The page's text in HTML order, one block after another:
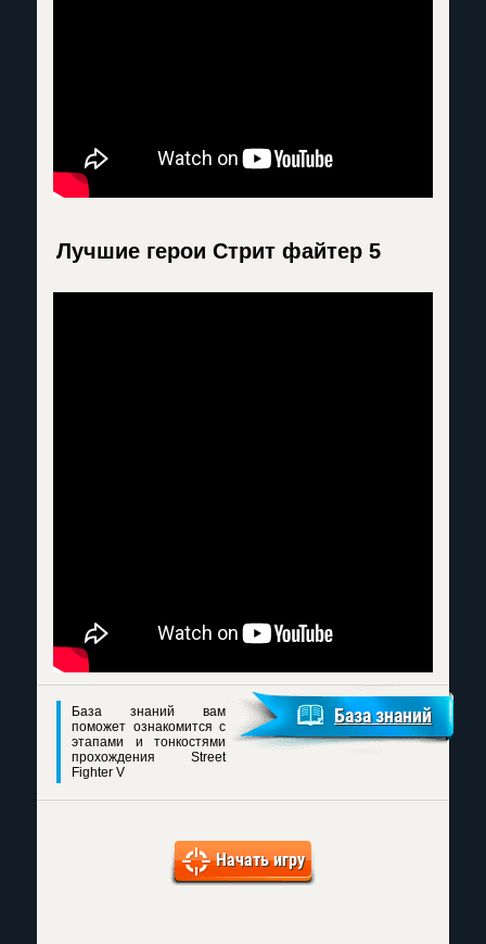
Лучшие герои Стрит файтер 5
База знаний вам
поможет ознакомится с
этапами и тонкостями
прохождения Street
Fighter V
База знаний
Начать игру